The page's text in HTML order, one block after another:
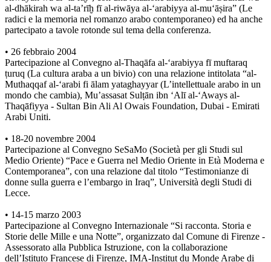
al-dhākirah wa al-ta’rīḫ fī al-riwāya al-‘arabiyya al-mu‘āṣira” (Le
radici e la memoria nel romanzo arabo contemporaneo) ed ha anche
partecipato a tavole rotonde sul tema della conferenza.
• 26 febbraio 2004
Partecipazione al Convegno al-Thaqāfa al-‘arabiyya fī muftaraq
ṭuruq (La cultura araba a un bivio) con una relazione intitolata “al-
Muthaqqaf al-‘arabi fi ālam yataghayyar (L’intellettuale arabo in un
mondo che cambia), Mu’assasat Sulṭān ibn ‘Alī al-‘Aways al-
Thaqāfiyya - Sultan Bin Ali Al Owais Foundation, Dubai - Emirati
Arabi Uniti.
• 18-20 novembre 2004
Partecipazione al Convegno SeSaMo (Società per gli Studi sul
Medio Oriente) “Pace e Guerra nel Medio Oriente in Età Moderna e
Contemporanea”, con una relazione dal titolo “Testimonianze di
donne sulla guerra e l’embargo in Iraq”, Università degli Studi di
Lecce.
• 14-15 marzo 2003
Partecipazione al Convegno Internazionale “Si racconta. Storia e
Storie delle Mille e una Notte”, organizzato dal Comune di Firenze -
Assessorato alla Pubblica Istruzione, con la collaborazione
dell’Istituto Francese di Firenze, IMA-Institut du Monde Arabe di